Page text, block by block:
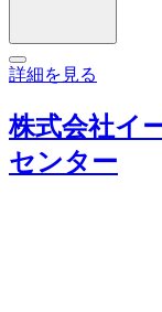
詳細を見る
株式会社イ
センター